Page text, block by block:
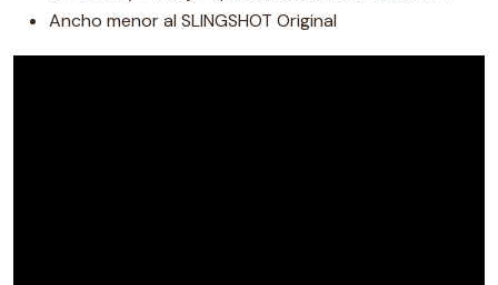
Ancho menor al SLINGSHOT Original